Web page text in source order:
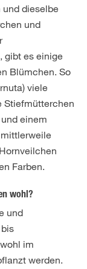
dieselbe
und
gibt es einige
Blümchen. So
viele
Stiefmütterchen
einem
Farben.
wohl?
und
im
werden.